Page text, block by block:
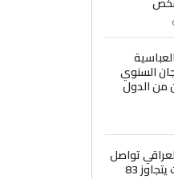
السنوي
من الدول
تواصل
الارتفاع، وبرنت يتجاوز 83